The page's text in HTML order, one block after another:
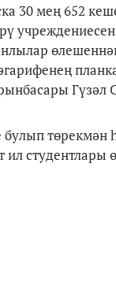
30 мең 652
Гүзәл
төрекмән
студентлары